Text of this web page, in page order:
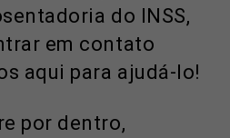
do INSS,
em contato
aqui para ajudá-lo!
por dentro,